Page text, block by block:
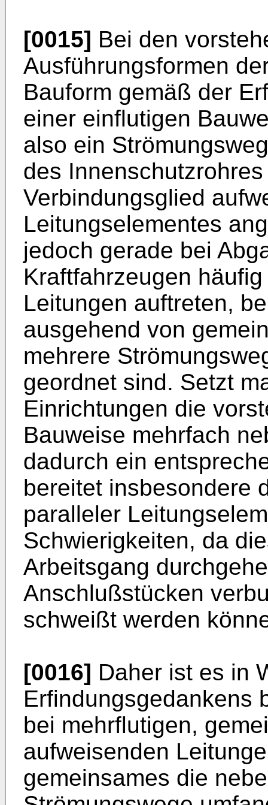
[0015] Bei den
Ausführungsformen
Bauform gemäß der
einer einflutigen
also ein
des
Verbindungsglied
Leitungselementes
jedoch gerade bei
Kraftfahrzeugen
Leitungen auftreten,
ausgehend von
mehrere
geordnet sind. Setzt
Einrichtungen die
Bauweise mehrfach
dadurch ein
bereitet insbesondere
paralleler
Schwierigkeiten, da
Arbeitsgang
Anschlußstücken
schweißt werden
[0016] Daher ist es in
Erfindungs­gedankens
bei mehr­flutigen,
aufwei­senden
gemeinsames die